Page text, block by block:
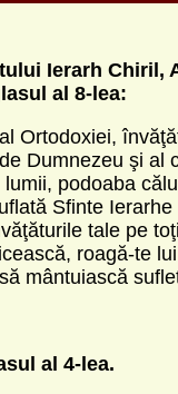
Ierarh Chiril,
al 8-lea:
Ortodoxiei,
Dumnezeu şi al
podoaba
Sfinte Ierarhe
tale pe
roagă-te
mântuiască
al 4-lea.